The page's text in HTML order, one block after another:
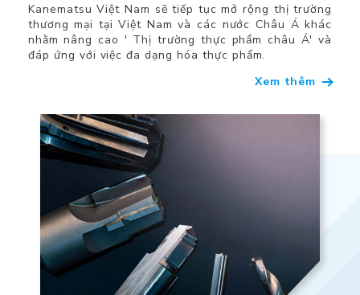
Kanematsu Việt Nam sẽ tiếp tục mở rộng thị trường
thương mại tại Việt Nam và các nước Châu Á khác
nhằm nâng cao ' Thị trường thực phẩm châu Á' và
đáp ứng với việc đa dạng hóa thực phẩm.
Xem thêm